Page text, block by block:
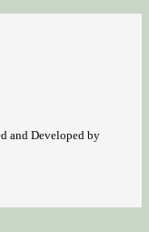
and Developed by